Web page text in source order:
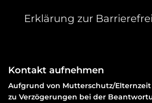
Erklärung zur
Kontakt aufnehmen
Aufgrund von Mutterschutz/
zu Verzögerungen bei der